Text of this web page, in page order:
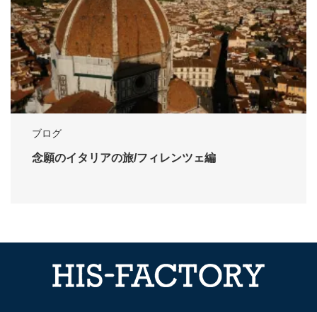
ブログ
念願のイタリアの旅/フィレンツェ編